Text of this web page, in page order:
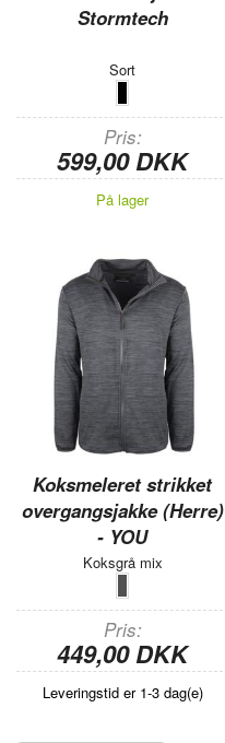
Stormtech
Sort
Pris
599,00 DKK
På lager
Koksmeleret strikket
overgangsjakke (Herre)
- YOU
Koksgrå mix
Pris
449,00 DKK
Leveringstid er 1-3 dag(e)